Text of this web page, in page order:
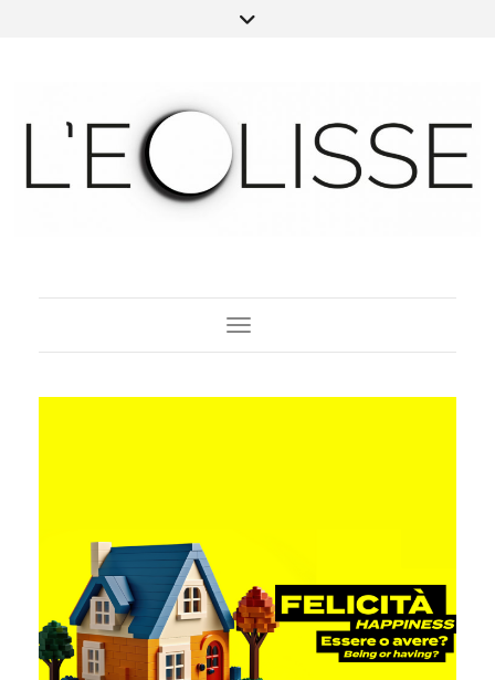
Toggle Navigation